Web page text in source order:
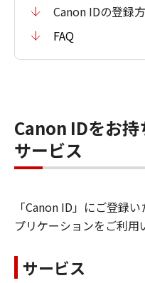
Canon IDの登録
FAQ
Canon IDをお
サービス
「Canon ID」にご登録
プリケーションをご利用
サービス